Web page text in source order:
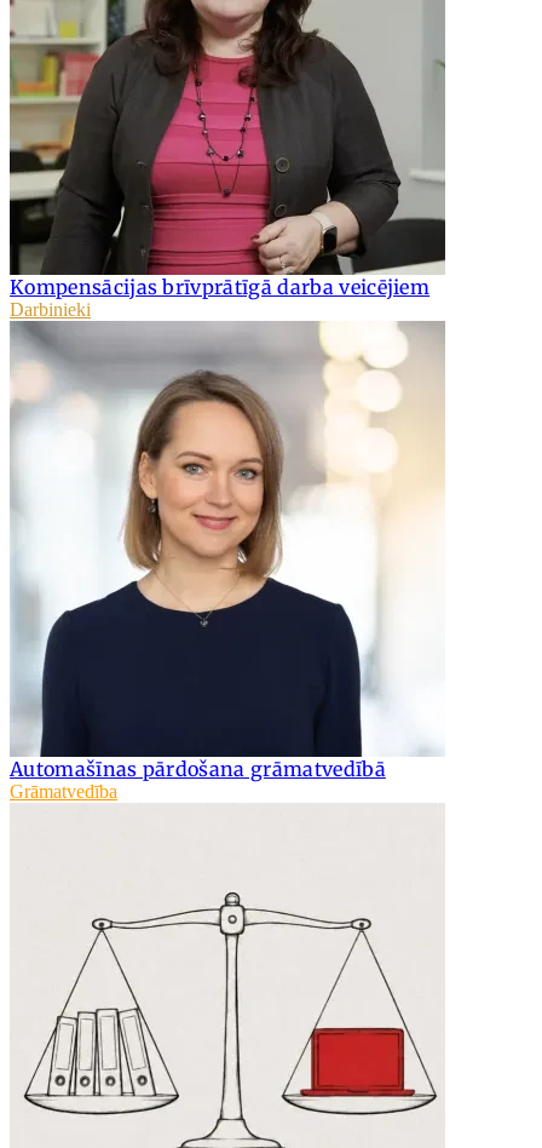
Kompensācijas brīvprātīgā darba veicējiem
Darbinieki
Automašīnas pārdošana grāmatvedībā
Grāmatvedība